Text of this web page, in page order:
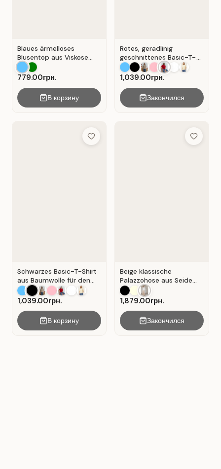
Blaues ärmelloses
Blusentop aus Viskose
mit V-Ausschnitt . Blau .
779.00грн.
В корзину
Rotes, geradlinig
geschnittenes Basic-T-
Shirt aus Baumwolle . Rot
.1,039.00грн.
Закончился
Add to Wish List
Schwarzes Basic-T-Shirt
aus Baumwolle für den
Alltag . Schwarz.
1,039.00грн.
В корзину
Add to
Beige klassische
Palazzohose aus Seide
mit Falten . Beige .
1,879.00грн.
Закончился